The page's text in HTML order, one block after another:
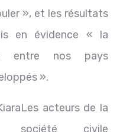
», et les résultats
en évidence « la
entre nos pays
».
Les acteurs de la
société civile